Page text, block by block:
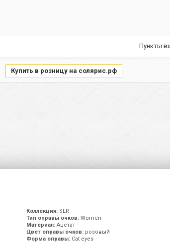
Пункты
Купить в розницу на солярис.рф
Коллекция:SLR
Тип оправы очков:Women
Материал:Ацетат
Цвет оправы очков:розовый
Форма оправы:Cat eyes